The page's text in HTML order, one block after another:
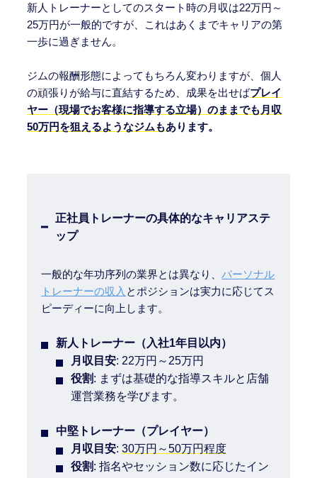
新人トレーナーとしてのスタート時の月収は22万円～
25万円が一般的ですが、これはあくまでキャリアの第
一歩に過ぎません。
ジムの報酬形態によってもちろん変わりますが、個人
の頑張りが給与に直結するため、成果を出せばプレイ
ヤー（現場でお客様に指導する立場）のままでも月収
50万円を狙えるようなジムもあります。
正社員トレーナーの具体的なキャリアステ
ップ
一般的な年功序列の業界とは異なり、パーソナル
トレーナーの収入 とポジションは実力に応じてス
ピーディーに向上します。
新人トレーナー（入社1年目以内）
月収目安: 22万円～25万円
役割: まずは基礎的な指導スキルと店舗
運営業務を学びます。
中堅トレーナー（プレイヤー）
月収目安: 30万円～50万円程度
役割: 指名やセッション数に応じたイン